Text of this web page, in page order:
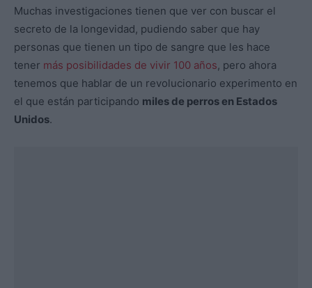
Muchas investigaciones tienen que ver con buscar el
secreto de la longevidad, pudiendo saber que hay
personas que tienen un tipo de sangre que les hace
tener más posibilidades de vivir 100 años, pero ahora
tenemos que hablar de un revolucionario experimento en
el que están participando miles de perros en Estados
Unidos.